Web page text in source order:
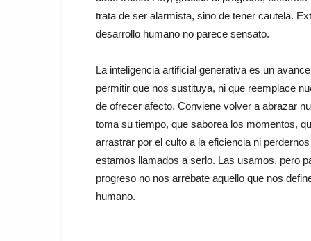
trata de ser alarmista, sino de tener cautela.
desarrollo humano no parece sensato.
La inteligencia artificial generativa es un
permitir que nos sustituya, ni que reemplace
de ofrecer afecto. Conviene volver a abrazar
toma su tiempo, que saborea los momentos,
arrastrar por el culto a la eficiencia ni
estamos llamados a serlo. Las usamos, pero
progreso no nos arrebate aquello que nos
humano.